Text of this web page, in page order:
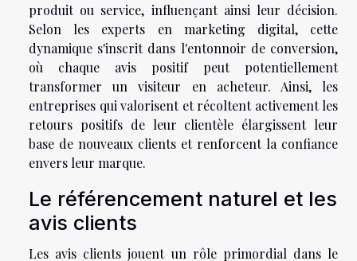
produit ou service, influençant ainsi leur décision.
Selon les experts en marketing digital, cette
dynamique s'inscrit dans l'entonnoir de conversion,
où chaque avis positif peut potentiellement
transformer un visiteur en acheteur. Ainsi, les
entreprises qui valorisent et récoltent activement les
retours positifs de leur clientèle élargissent leur
base de nouveaux clients et renforcent la confiance
envers leur marque.
Le référencement naturel et les
avis clients
Les avis clients jouent un rôle primordial dans le